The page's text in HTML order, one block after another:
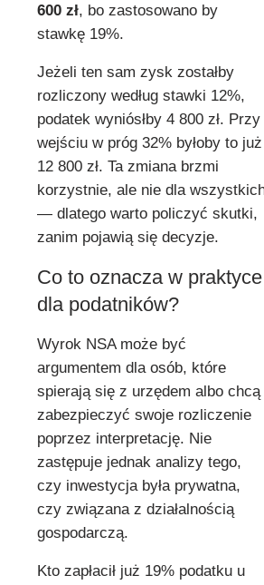
600 zł, bo zastosowano by
stawkę 19%.
Jeżeli ten sam zysk zostałby
rozliczony według stawki 12%,
podatek wyniósłby 4 800 zł. Przy
wejściu w próg 32% byłoby to już
12 800 zł. Ta zmiana brzmi
korzystnie, ale nie dla
— dlatego warto policzyć skutki,
zanim pojawią się decyzje.
Co to oznacza w praktyce
dla podatników?
Wyrok NSA może być
argumentem dla osób, które
spierają się z urzędem albo chcą
zabezpieczyć swoje rozliczenie
poprzez interpretację. Nie
zastępuje jednak analizy tego,
czy inwestycja była prywatna,
czy związana z działalnością
gospodarczą.
Kto zapłacił już 19% podatku u